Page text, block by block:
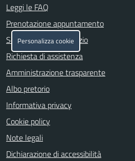
Leggi le FAQ
Prenotazione appuntamento
Segnalazione disservizio
Richiesta di assistenza
Amministrazione trasparente
Albo pretorio
Informativa privacy
Cookie policy
Note legali
Dichiarazione di accessibilità
Personalizza cookie